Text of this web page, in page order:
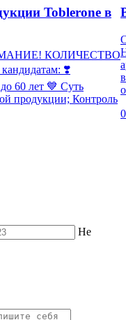
Toblerone в
КОЛИЧЕСТВО
❣️
60 лет 💙 Суть
продукции; Контроль
Не